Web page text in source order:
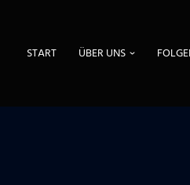
START ÜBER UNS